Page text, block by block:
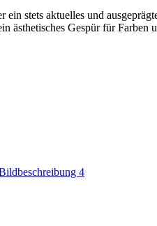
stets aktuelles und
ästhetisches Gespür für